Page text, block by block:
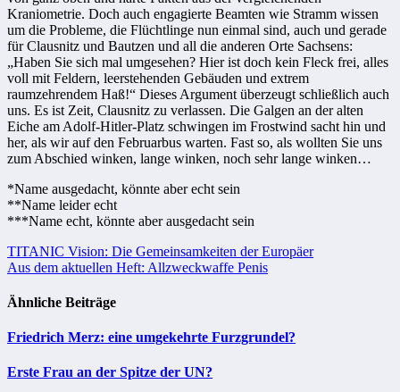
Kraniometrie. Doch auch engagierte Beamten wie Stramm wissen
um die Probleme, die Flüchtlinge nun einmal sind, auch und gerade
für Clausnitz und Bautzen und all die anderen Orte Sachsens:
„Haben Sie sich mal umgesehen? Hier ist doch kein Fleck frei, alles
voll mit Feldern, leerstehenden Gebäuden und extrem
raumzehrendem Haß!“ Dieses Argument überzeugt schließlich auch
uns. Es ist Zeit, Clausnitz zu verlassen. Die Galgen an der alten
Eiche am Adolf-Hitler-Platz schwingen im Frostwind sacht hin und
her, als wir auf den Februarbus warten. Fast so, als wollten Sie uns
zum Abschied winken, lange winken, noch sehr lange winken…
*Name ausgedacht, könnte aber echt sein
**Name leider echt
***Name echt, könnte aber ausgedacht sein
Beitragsnavigation
TITANIC Vision: Die Gemeinsamkeiten der Europäer
Aus dem aktuellen Heft: Allzweckwaffe Penis
Ähnliche Beiträge
Friedrich Merz: eine umgekehrte Furzgrundel?
Erste Frau an der Spitze der UN?